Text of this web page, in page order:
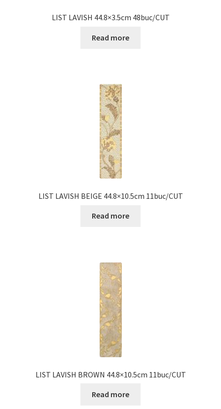
LIST LAVISH 44.8×3.5cm 48buc/CUT
Read more
LIST LAVISH BEIGE 44.8×10.5cm 11buc/CUT
Read more
LIST LAVISH BROWN 44.8×10.5cm 11buc/CUT
Read more